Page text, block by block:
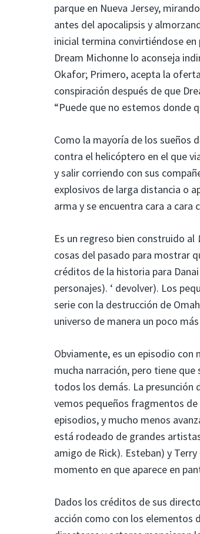
parque en Nueva Jersey,
antes del apocalipsis y
inicial termina convirtiéndose
Dream Michonne lo aconseja
Okafor; Primero, acepta la
conspiración después de que
“Puede que no estemos donde
Como la mayoría de los sueños
contra el helicóptero en el que
y salir corriendo con sus
explosivos de larga distancia o
arma y se encuentra cara a cara
Es un regreso bien construido al
cosas del pasado para mostrar
créditos de la historia para
personajes). ‘ devolver). Los
serie con la destrucción de
universo de manera un poco
Obviamente, es un episodio con
mucha narración, pero tiene
todos los demás. La presunción
vemos pequeños fragmentos
episodios, y mucho menos
está rodeado de grandes
amigo de Rick). Esteban) y
momento en que aparece en
Dados los créditos de sus
acción como con los elementos